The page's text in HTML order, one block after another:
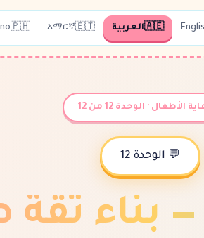
🇦🇪العربية 🇪🇹
አማርኛ
🇵🇭
الأطفال · الوحدة 12 من 12
💬 الوحدة 12
— بناء